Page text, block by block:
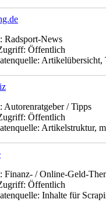
Radsport-News
Öffentlich
Artikelübersicht,
Autorenratgeber / Tipps
Öffentlich
Artikelstruktur,
Finanz- / Online-Geld-
Öffentlich
Inhalte für